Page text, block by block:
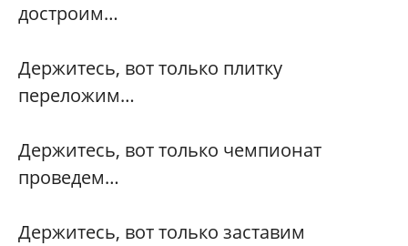
достроим…
Держитесь, вот только плитку
переложим…
Держитесь, вот только чемпионат
проведем…
Держитесь, вот только заставим